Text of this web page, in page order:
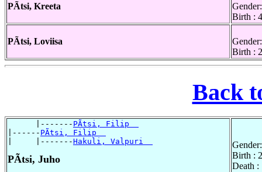
PÃtsi, Kreeta
Birth :
PÃtsi, Loviisa
Birth :
Back
      |-------
PÃtsi, Filip
|------ PÃtsi, Filip
|     |-------Hakuli, Valpuri
PÃtsi, Juho
Birth :
Death :